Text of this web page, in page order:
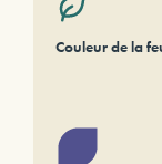
Couleur de la